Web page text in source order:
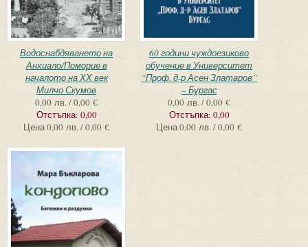
Водоснабдяването на
Анхиало/Поморие в
началото на ХХ век
Милчо Скумов
0,00 лв. / 0,00 €
Отстъпка: 0,00
Цена0,00 лв. / 0,00 €
60 години чуждоезиково
обучение в Университет
“Проф. д-р Асен Златаров”
– Бургас
0,00 лв. / 0,00 €
Отстъпка: 0,00
Цена0,00 лв. / 0,00 €